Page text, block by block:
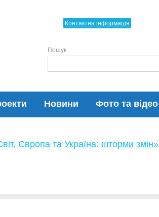
Новини Фото та відео
Контактна інформація
Пошук
Європа та Україна: шторми змін»